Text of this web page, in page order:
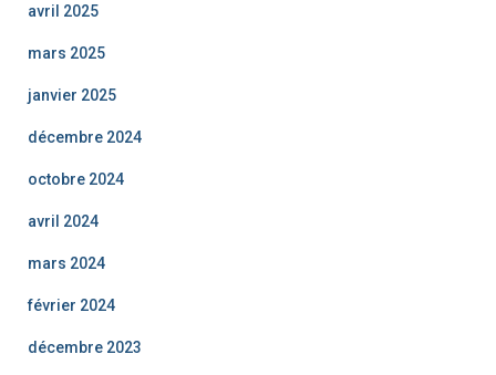
avril 2025
mars 2025
janvier 2025
décembre 2024
octobre 2024
avril 2024
mars 2024
février 2024
décembre 2023